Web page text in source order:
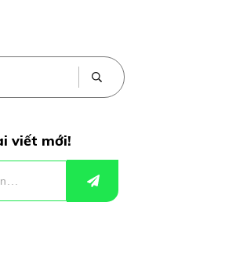
viết mới!